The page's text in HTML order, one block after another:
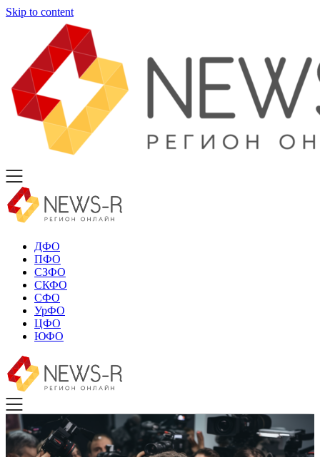
Skip to content
ДФО
ПФО
СЗФО
СКФО
СФО
УрФО
ЦФО
ЮФО